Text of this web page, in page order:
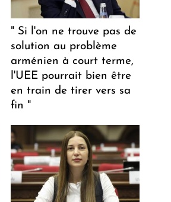
" Si l'on ne trouve pas de
solution au problème
arménien à court terme,
l'UEE pourrait bien être
en train de tirer vers sa
fin "